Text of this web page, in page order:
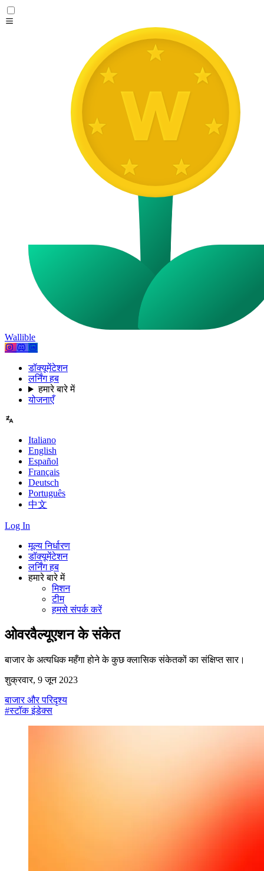
Wallible
डॉक्यूमेंटेशन
लर्निंग हब
हमारे बारे में
योजनाएँ
Italiano
English
Español
Français
Deutsch
Português
中文
Log In
मूल्य निर्धारण
डॉक्यूमेंटेशन
लर्निंग हब
हमारे बारे में
मिशन
टीम
हमसे संपर्क करें
ओवरवैल्यूएशन के संकेत
बाजार के अत्यधिक महँगा होने के कुछ क्लासिक संकेतकों का संक्षिप्त सार।
शुक्रवार, 9 जून 2023
बाजार और परिदृश्य
#स्टॉक इंडेक्स